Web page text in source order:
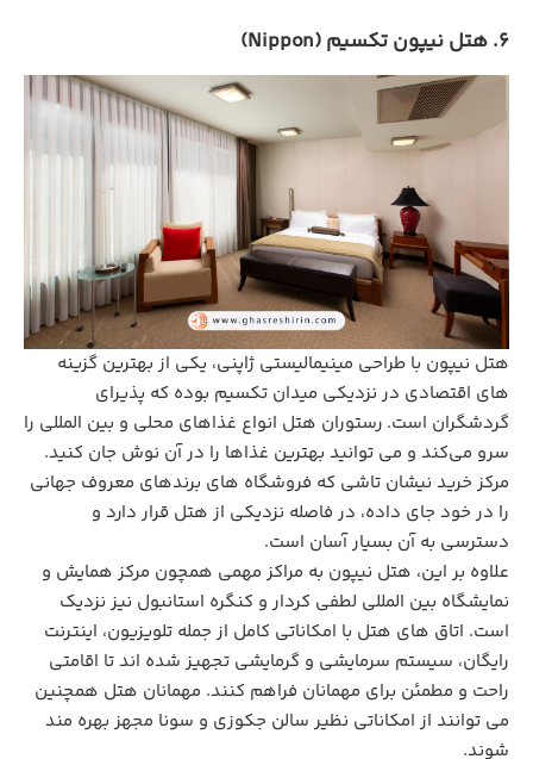
6. هتل نیپون تکسیم (Nippon)
هتل نیپون با طراحی مینیمالیستی ژاپنی، یکی از بهترین گزینه‌
های اقتصادی در نزدیکی میدان تکسیم بوده که پذیرای
گردشگران است. رستوران هتل انواع غذاهای محلی و بین‌ المللی را
سرو می‌کند و می توانید بهترین غذاها را در آن نوش جان کنید.
مرکز خرید نیشان تاشی که فروشگاه‌ های برندهای معروف جهانی
را در خود جای داده، در فاصله نزدیکی از هتل قرار دارد و
دسترسی به آن بسیار آسان است.
علاوه بر این، هتل نیپون به مراکز مهمی همچون مرکز همایش و
نمایشگاه بین‌ المللی لطفی کردار و کنگره استانبول نیز نزدیک
است. اتاق‌ های هتل با امکاناتی کامل از جمله تلویزیون، اینترنت
رایگان، سیستم سرمایشی و گرمایشی تجهیز شده‌ اند تا اقامتی
راحت و مطمئن برای مهمانان فراهم کنند. مهمانان هتل همچنین
می‌ توانند از امکاناتی نظیر سالن جکوزی و سونا مجهز بهره‌ مند
شوند.